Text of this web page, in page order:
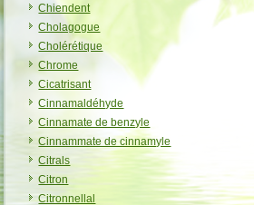
Chiendent
Cholagogue
Cholérétique
Chrome
Cicatrisant
Cinnamaldéhyde
Cinnamate de benzyle
Cinnammate de cinnamyle
Citrals
Citron
Citronnellal